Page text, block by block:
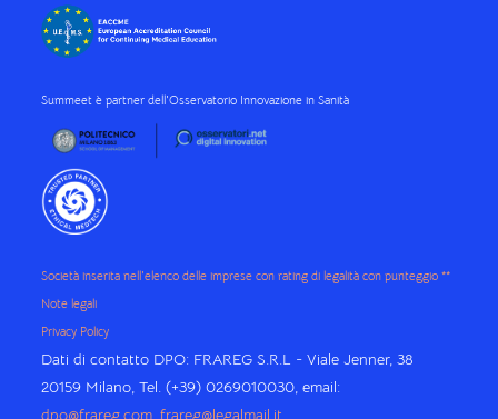
Summeet è partner dell'Osservatorio Innovazione in Sanità
Società inserita nell'elenco delle imprese con rating di legalità con punteggio **
Note legali
Privacy Policy
Dati di contatto DPO: FRAREG S.R.L - Viale Jenner, 38
20159 Milano, Tel. (+39) 0269010030, email:
dpo@frareg.com,frareg@legalmail.it